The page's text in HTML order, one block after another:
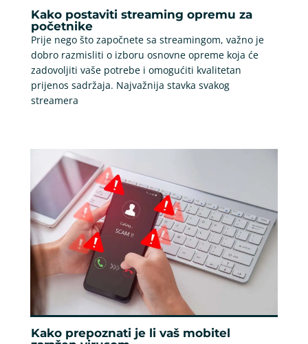
Kako postaviti streaming opremu za
početnike
Prije nego što započnete sa streamingom, važno je
dobro razmisliti o izboru osnovne opreme koja će
zadovoljiti vaše potrebe i omogućiti kvalitetan
prijenos sadržaja. Najvažnija stavka svakog
streamera
Kako prepoznati je li vaš mobitel